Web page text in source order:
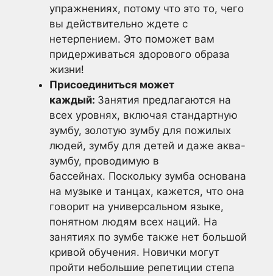
упражнениях, потому что это то, чего
вы действительно ждете с
нетерпением. Это поможет вам
придерживаться здорового образа
жизни!
Присоединиться может
каждый: Занятия предлагаются на
всех уровнях, включая стандартную
зумбу, золотую зумбу для пожилых
людей, зумбу для детей и даже аква-
зумбу, проводимую в
бассейнах. Поскольку зумба основана
на музыке и танцах, кажется, что она
говорит на универсальном языке,
понятном людям всех наций. На
занятиях по зумбе также нет большой
кривой обучения. Новички могут
пройти небольшие репетиции степа